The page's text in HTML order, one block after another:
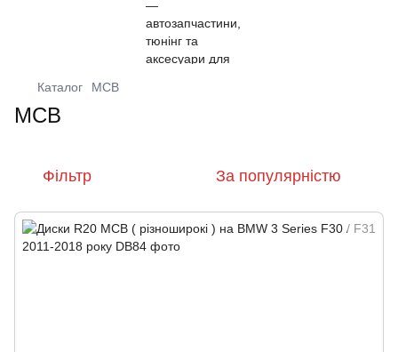
Каталог MCB
MCB
Фільтр За популярністю